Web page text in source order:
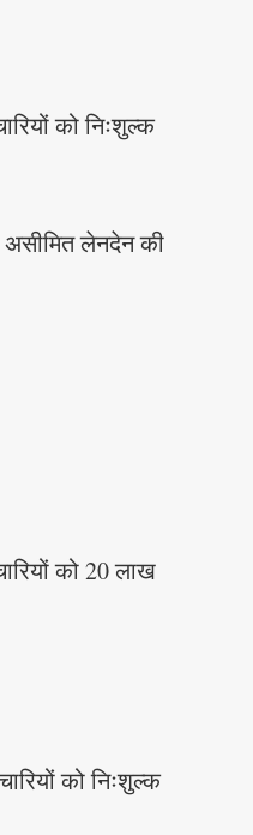
को निःशुल्क
लेनदेन की
को 20 लाख
को निःशुल्क